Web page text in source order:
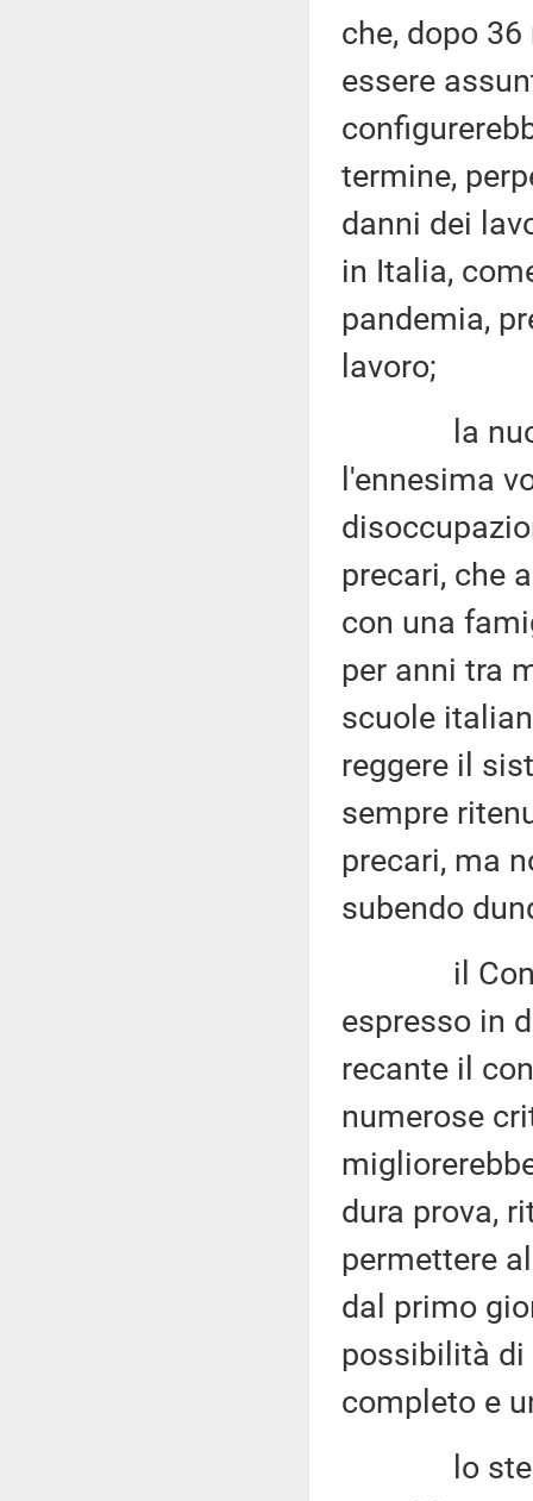
che, dopo
essere
termine,
danni dei
in Italia,
pandemia,
lavoro;
la nuova
l'ennesima
precari, che
con una
per anni tra
scuole
reggere il
sempre
precari, ma
subendo
il
espresso in
recante il
numerose
dura prova,
permettere
dal primo
possibilità di
completo e
lo stesso